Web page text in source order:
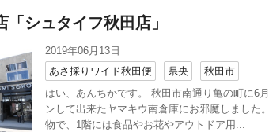
「シュタイフ秋田店」
2019年06月13日
あさ採りワイド秋田便
県央
秋田市
はい、あんちかです。 秋田市南通り亀の町に6
ンして出来たヤマキウ南倉庫にお邪魔しました
物で、1階には食品やお花やアウトドア用...